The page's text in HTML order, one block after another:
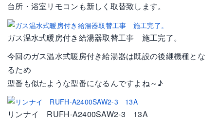
台所・浴室リモコンも新しく取替致します。
ガス温水式暖房付き給湯器取替工事 施工完了。
今回のガス温水式暖房付き給湯器は既設の後継機種とな
るため
型番も似たような型番になるんですよね～♪
リンナイ RUFH-A2400SAW2-3 13A